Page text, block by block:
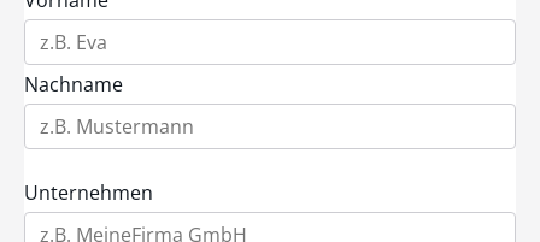
Nachname
Unternehmen